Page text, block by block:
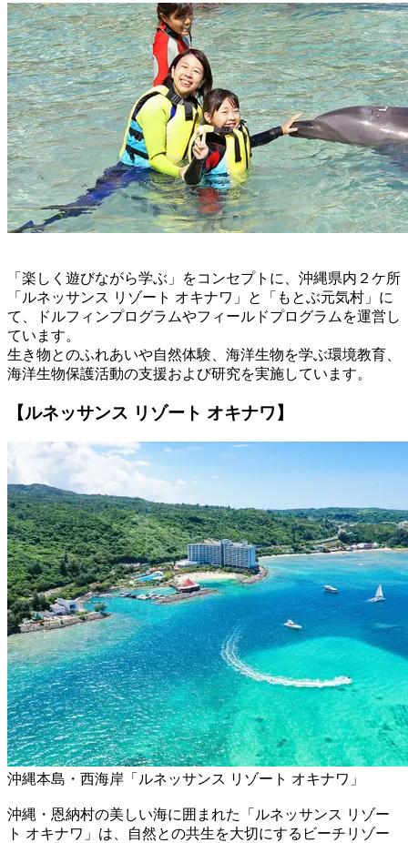
「楽しく遊びながら学ぶ」をコンセプトに、沖縄県内２ケ所
「ルネッサンス リゾート オキナワ」と「もとぶ元気村」に
て、ドルフィンプログラムやフィールドプログラムを運営し
ています。
生き物とのふれあいや自然体験、海洋生物を学ぶ環境教育、
海洋生物保護活動の支援および研究を実施しています。
【ルネッサンス リゾート オキナワ】
沖縄本島・西海岸「ルネッサンス リゾート オキナワ」
沖縄・恩納村の美しい海に囲まれた「ルネッサンス リゾー
ト オキナワ」は、自然との共生を大切にするビーチリゾー